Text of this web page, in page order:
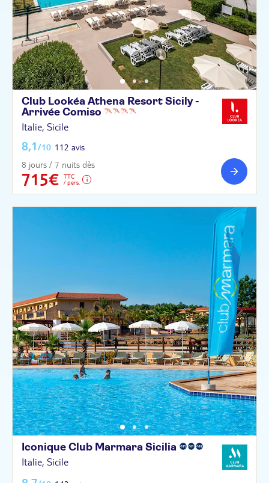
Club Lookéa Athena Resort Sicily -
Arrivée Comiso
Italie, Sicile
8,1/10 112 avis
8 jours / 7 nuits dès
715€
TTC
/ pers.
Iconique Club Marmara Sicilia
Italie, Sicile